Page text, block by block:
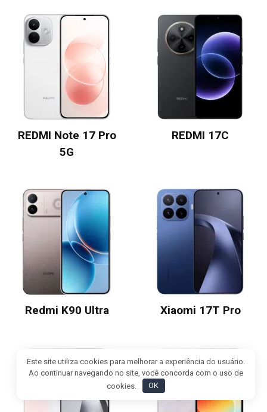
REDMI Note 17 Pro
5G
REDMI 17C
Redmi K90 Ultra Xiaomi 17T Pro
Este site utiliza cookies para melhorar a experiência do usuário.
Ao continuar navegando no site, você concorda com o uso de
cookies.
OK